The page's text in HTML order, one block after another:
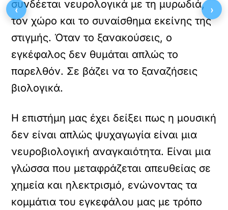
συνδέεται νευρολογικά με τη μυρωδιά,
τον χώρο και το συναίσθημα εκείνης της
στιγμής. Όταν το ξανακούσεις, ο
εγκέφαλος δεν θυμάται απλώς το
παρελθόν. Σε βάζει να το ξαναζήσεις
βιολογικά.
Η επιστήμη μας έχει δείξει πως η μουσική
δεν είναι απλώς ψυχαγωγία είναι μια
νευροβιολογική αναγκαιότητα. Είναι μια
γλώσσα που μεταφράζεται απευθείας σε
χημεία και ηλεκτρισμό, ενώνοντας τα
κομμάτια του εγκεφάλου μας με τρόπο
‹ ›